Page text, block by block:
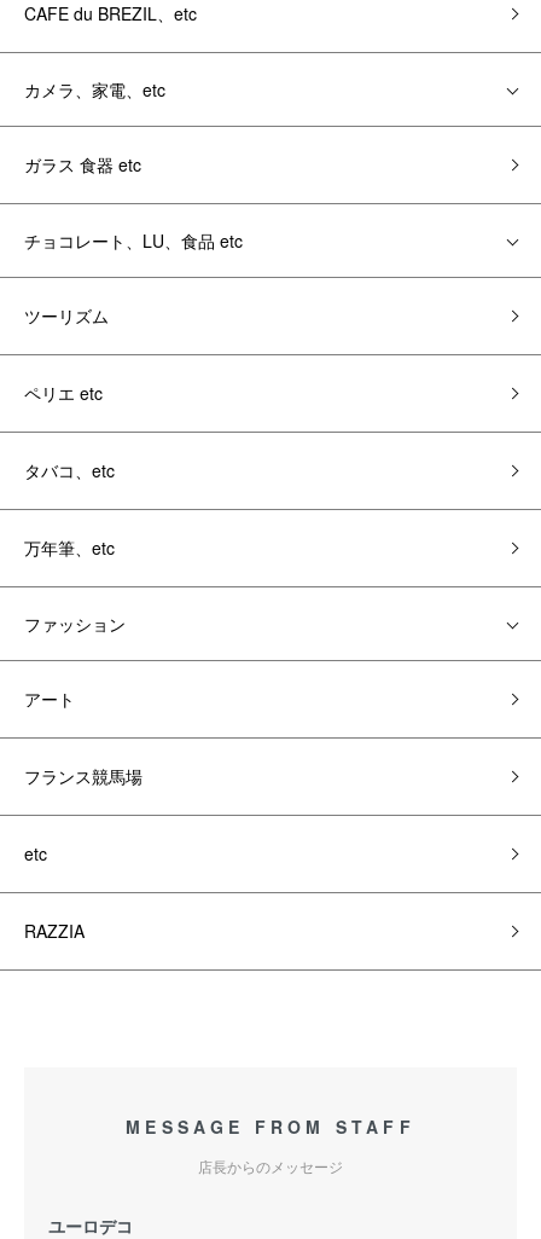
CAFE du BREZIL、etc
カメラ、家電、etc
ガラス 食器 etc
チョコレート、LU、食品 etc
ツーリズム
ペリエ etc
タバコ、etc
万年筆、etc
ファッション
アート
フランス競馬場
etc
RAZZIA
MESSAGE FROM STAFF
店長からのメッセージ
ユーロデコ